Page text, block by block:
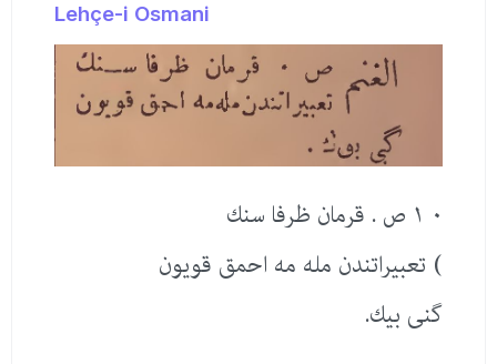
Lehçe-i Osmani
٠ ١ ص . قرمان ظرفا سنك
) تعبیراتندن مله مه احمق قویون
گنی بیك.